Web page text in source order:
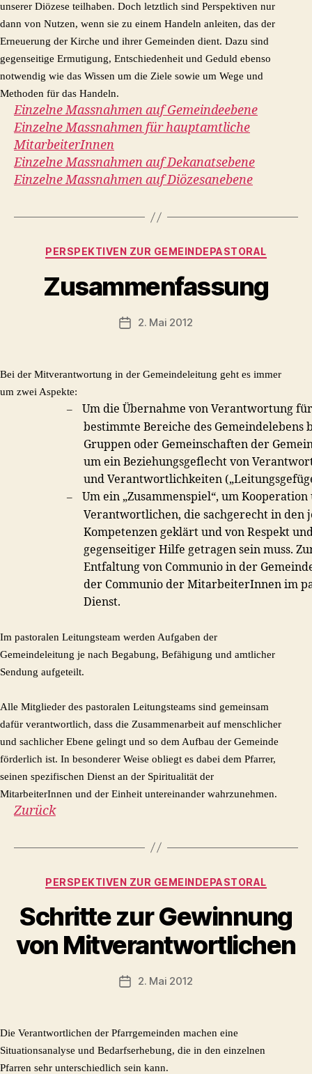
unserer Diözese teilhaben. Doch letztlich sind Perspektiven nur
dann von Nutzen, wenn sie zu einem Handeln anleiten, das der
Erneuerung der Kirche und ihrer Gemeinden dient. Dazu sind
gegenseitige Ermutigung, Entschiedenheit und Geduld ebenso
notwendig wie das Wissen um die Ziele sowie um Wege und
Methoden für das Handeln.
Einzelne Massnahmen auf Gemeindeebene
Einzelne Massnahmen für hauptamtliche
MitarbeiterInnen
Einzelne Massnahmen auf Dekanatsebene
Einzelne Massnahmen auf Diözesanebene
Kategorien
PERSPEKTIVEN ZUR GEMEINDEPASTORAL
Zusammenfassung
Veröffentlichungsdatum
2. Mai 2012
Bei der Mitverantwortung in der Gemeindeleitung geht es immer
um zwei Aspekte:
–
Um die Übernahme von Verantwortung für
bestimmte Bereiche des Gemeindelebens
Gruppen oder Gemeinschaften der
um ein Beziehungsgeflecht von
und Verantwortlichkeiten
–
Um ein „Zusammenspiel“, um
Verantwortlichen, die sachgerecht in den
Kompetenzen geklärt und von Respekt
gegenseitiger Hilfe getragen sein muss.
Entfaltung von Communio in der
der Communio der MitarbeiterInnen im
Dienst.
Im pastoralen Leitungsteam werden Aufgaben der
Gemeindeleitung je nach Begabung, Befähigung und amtlicher
Sendung aufgeteilt.
Alle Mitglieder des pastoralen Leitungsteams sind gemeinsam
dafür verantwortlich, dass die Zusammenarbeit auf menschlicher
und sachlicher Ebene gelingt und so dem Aufbau der Gemeinde
förderlich ist. In besonderer Weise obliegt es dabei dem Pfarrer,
seinen spezifischen Dienst an der Spiritualität der
MitarbeiterInnen und der Einheit untereinander wahrzunehmen.
Zurück
Kategorien
PERSPEKTIVEN ZUR GEMEINDEPASTORAL
Schritte zur Gewinnung
von Mitverantwortlichen
Veröffentlichungsdatum
2. Mai 2012
Die Verantwortlichen der Pfarrgemeinden machen eine
Situationsanalyse und Bedarfserhebung, die in den einzelnen
Pfarren sehr unterschiedlich sein kann.